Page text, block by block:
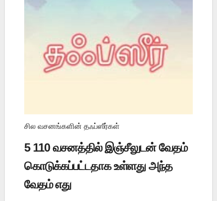
சில வசனங்களின் தஃப்ஸீர்கள்
5 110 வசனத்தில் இஞ்சீலுடன் வேதம்
கொடுக்கப்பட்டதாக உள்ளது அந்த
வேதம் எது